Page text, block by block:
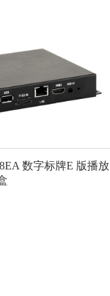
数字标牌E 版播放